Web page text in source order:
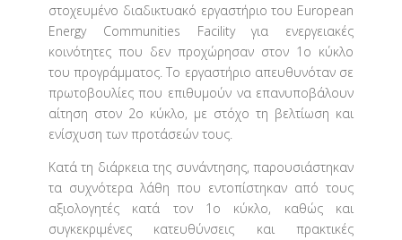
στοχευμένο διαδικτυακό εργαστήριο του European
Energy Communities Facility για ενεργειακές
κοινότητες που δεν προχώρησαν στον 1ο κύκλο
του προγράμματος. Το εργαστήριο απευθυνόταν σε
πρωτοβουλίες που επιθυμούν να επανυποβάλουν
αίτηση στον 2ο κύκλο, με στόχο τη βελτίωση και
ενίσχυση των προτάσεών τους.
Κατά τη διάρκεια της συνάντησης, παρουσιάστηκαν
τα συχνότερα λάθη που εντοπίστηκαν από τους
αξιολογητές κατά τον 1ο κύκλο, καθώς και
συγκεκριμένες κατευθύνσεις και πρακτικές